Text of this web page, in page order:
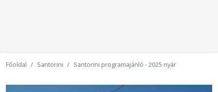
Főoldal Santorini Santorini programajánló - 2025 nyár